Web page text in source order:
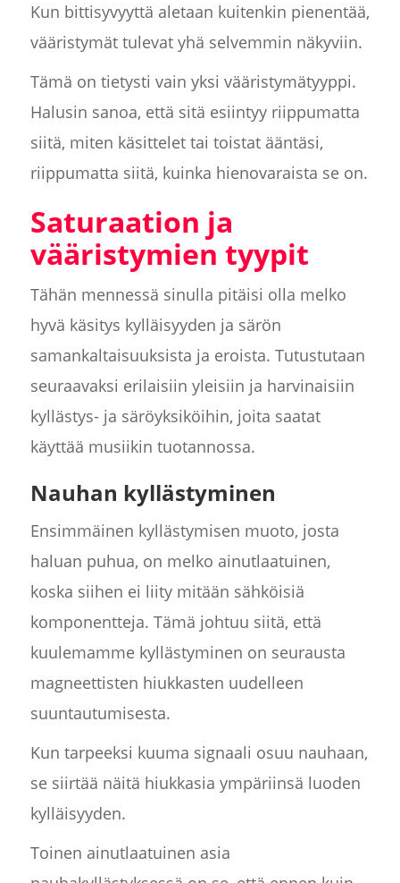
Kun bittisyvyyttä aletaan kuitenkin pienentää,
vääristymät tulevat yhä selvemmin näkyviin.
Tämä on tietysti vain yksi vääristymätyyppi.
Halusin sanoa, että sitä esiintyy riippumatta
siitä, miten käsittelet tai toistat ääntäsi,
riippumatta siitä, kuinka hienovaraista se on.
Saturaation ja
vääristymien tyypit
Tähän mennessä sinulla pitäisi olla melko
hyvä käsitys kylläisyyden ja särön
samankaltaisuuksista ja eroista. Tutustutaan
seuraavaksi erilaisiin yleisiin ja harvinaisiin
kyllästys- ja säröyksiköihin, joita saatat
käyttää musiikin tuotannossa.
Nauhan kyllästyminen
Ensimmäinen kyllästymisen muoto, josta
haluan puhua, on melko ainutlaatuinen,
koska siihen ei liity mitään sähköisiä
komponentteja. Tämä johtuu siitä, että
kuulemamme kyllästyminen on seurausta
magneettisten hiukkasten uudelleen
suuntautumisesta.
Kun tarpeeksi kuuma signaali osuu nauhaan,
se siirtää näitä hiukkasia ympäriinsä luoden
kylläisyyden.
Toinen ainutlaatuinen asia